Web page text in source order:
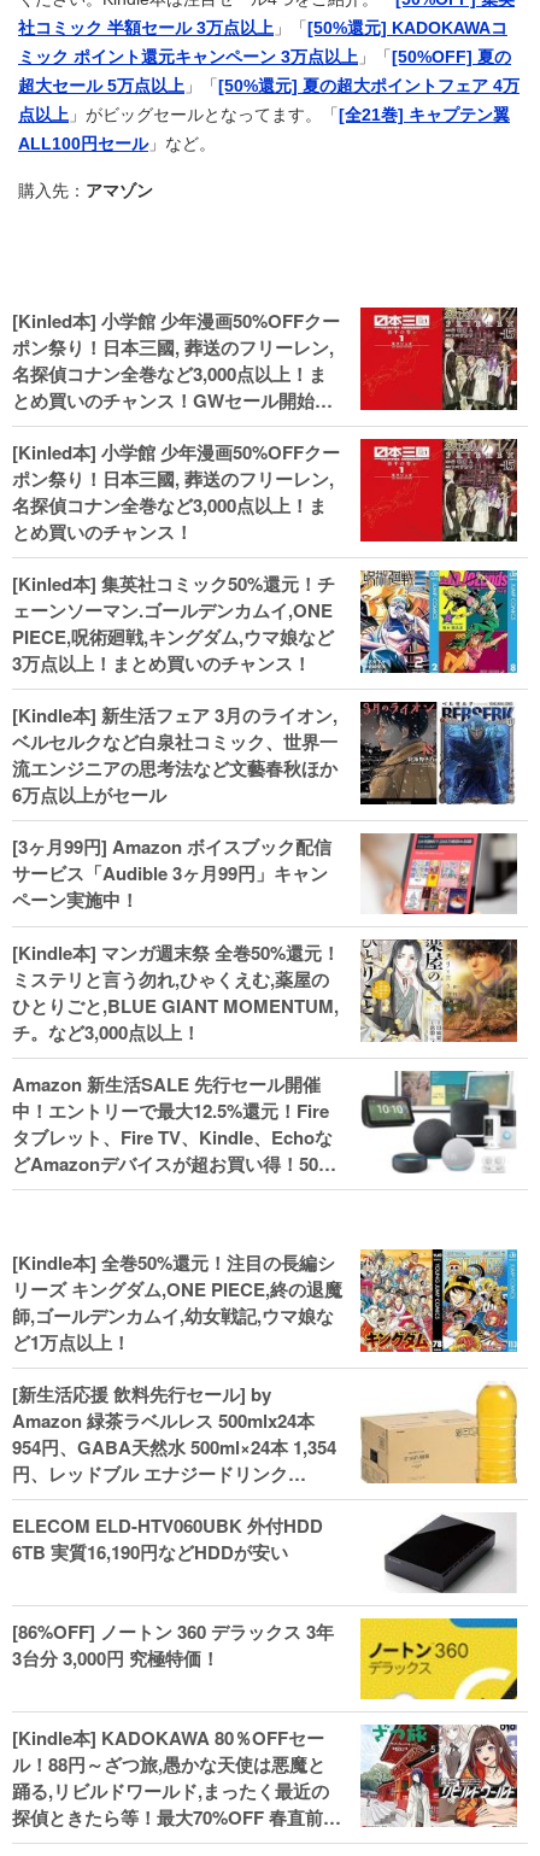
社コミック 半額セール 3万点以上 」「 [50%還元] KADOKAWAコ
ミック ポイント還元キャンペーン 3万点以上 」「 [50%OFF] 夏の
超大セール 5万点以上 」「 [50%還元] 夏の超大ポイントフェア 4万
点以上 」がビッグセールとなってます。「 [全21巻] キャプテン翼
ALL100円セール」など。
購入先： アマゾン
[Kinled本] 小学館 少年漫画50%OFFクー
ポン祭り！日本三國, 葬送のフリーレン,
名探偵コナン全巻など3,000点以上！ま
とめ買いのチャンス！GWセール開始！
人気コミック多数 カドカワ祭やIT関連本
がセールに！
[Kinled本] 小学館 少年漫画50%OFFクー
ポン祭り！日本三國, 葬送のフリーレン,
名探偵コナン全巻など3,000点以上！ま
とめ買いのチャンス！
[Kinled本] 集英社コミック50%還元！チ
ェーンソーマン.ゴールデンカムイ,ONE
PIECE,呪術廻戦,キングダム,ウマ娘など
3万点以上！まとめ買いのチャンス！
[Kindle本] 新生活フェア 3月のライオン,
ベルセルクなど白泉社コミック、世界一
流エンジニアの思考法など文藝春秋ほか
6万点以上がセール
[3ヶ月99円] Amazon ボイスブック配信
サービス「Audible 3ヶ月99円」キャン
ペーン実施中！
[Kindle本] マンガ週末祭 全巻50%還元！
ミステリと言う勿れ,ひゃくえむ,薬屋の
ひとりごと,BLUE GIANT MOMENTUM,
チ。など3,000点以上！
Amazon 新生活SALE 先行セール開催
中！エントリーで最大12.5%還元！Fire
タブレット、Fire TV、Kindle、Echoな
どAmazonデバイスが超お買い得！50%
還元！Kindle本 新生活フェアなど！
[Kindle本] 全巻50%還元！注目の長編シ
リーズ キングダム,ONE PIECE,終の退魔
師,ゴールデンカムイ,幼女戦記,ウマ娘な
ど1万点以上！
[新生活応援 飲料先行セール] by
Amazon 緑茶ラベルレス 500mlx24本
954円、GABA天然水 500ml×24本 1,354
円、レッドブル エナジードリンク
250mlx24本 3,412円、い･ろ･は･す 2L×8
本 846円など飲料セール
ELECOM ELD-HTV060UBK 外付HDD
6TB 実質16,190円などHDDが安い
[86%OFF] ノートン 360 デラックス 3年
3台分 3,000円 究極特価！
[Kindle本] KADOKAWA 80％OFFセー
ル！88円～ざつ旅,愚かな天使は悪魔と
踊る,リビルドワールド,まったく最近の
探偵ときたら等！最大70%OFF 春直前大
セール開始、実用本・小説などがセー